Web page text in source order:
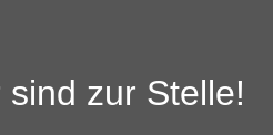
zur Stelle!